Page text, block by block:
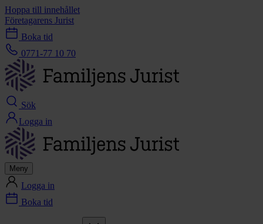
Hoppa till innehållet
Företagarens Jurist
Boka tid
0771-77 10 70
Sök
Logga in
Meny
Logga in
Boka tid